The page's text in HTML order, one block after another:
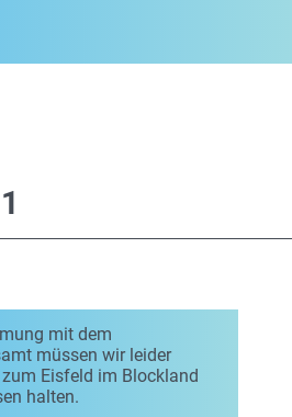
mit dem
müssen wir leider
halten.